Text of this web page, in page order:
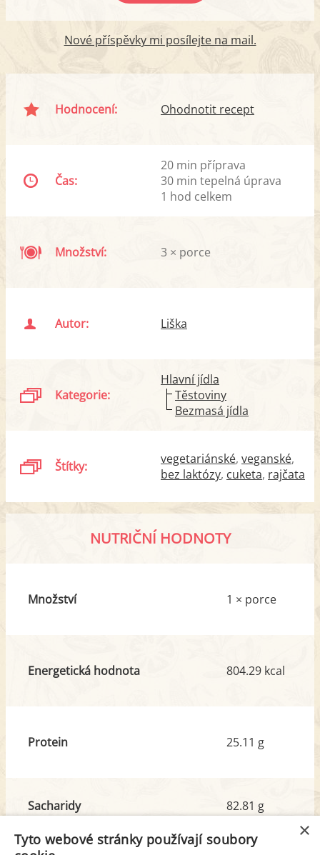
Nové příspěvky mi posílejte na mail.
Hodnocení: Ohodnotit recept
Čas:
20 min příprava
30 min tepelná úprava
1 hod celkem
Množství: 3 × porce
Autor: Liška
Kategorie:
Hlavní jídla
Těstoviny
Bezmasá jídla
Štítky: vegetariánské veganské
bez laktózy cuketa rajčata
NUTRIČNÍ HODNOTY
Množství 1 × porce
Energetická hodnota 804.29 kcal
Protein 25.11 g
Sacharidy
82.81 g
×
Tyto webové stránky používají soubory